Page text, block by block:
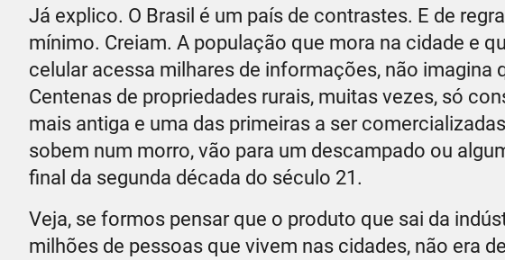
Já explico. O Brasil é um país de contrastes. E de
mínimo. Creiam. A população que mora na cidade e
celular acessa milhares de informações, não
Centenas de propriedades rurais, muitas vezes, só
mais antiga e uma das primeiras a ser
sobem num morro, vão para um descampado ou
final da segunda década do século 21.
Veja, se formos pensar que o produto que sai da
milhões de pessoas que vivem nas cidades, não era